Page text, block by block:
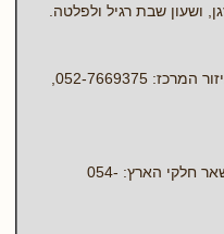
ושעון שבת רגיל ולפלטה.
מידע על התקנת שעון שבת בשאר חלקי הארץ: 054-